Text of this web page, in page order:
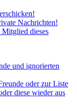
Nachrichten!
dieses
und ignorierten
oder zur Liste
diese wieder aus